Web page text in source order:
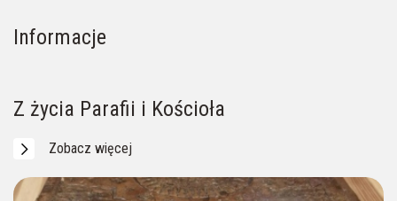
Informacje
Na Pielgrzymów czeka Przewodnik (p. Aneta)
Z życia Parafii i Kościoła
Zobacz więcej